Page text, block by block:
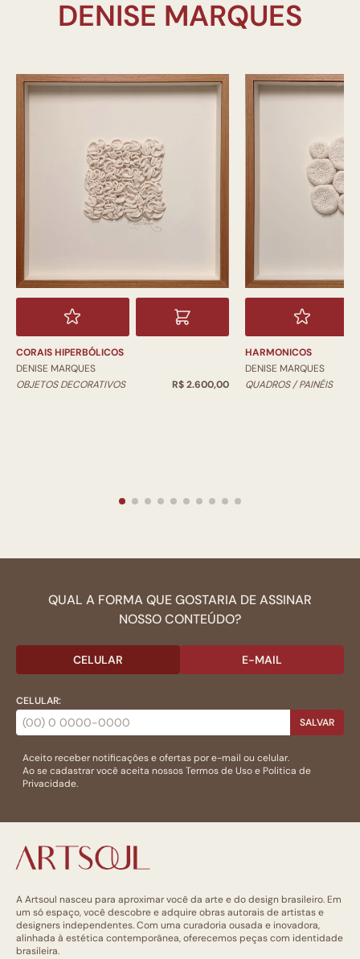
CORAIS HIPERBÓLICOS
DENISE MARQUES
OBJETOS DECORATIVOS
R$ 2.600,00
HARMONICOS
DENISE MARQUES
QUADROS / PAINÉIS
QUAL A FORMA QUE GOSTARIA DE ASSINAR
NOSSO CONTEÚDO?
CELULAR E-MAIL
CELULAR:
SALVAR
Aceito receber notificações e ofertas por e-mail ou celular.
Ao se cadastrar você aceita nossosTermos de Usoe Politica de
Privacidade.
A Artsoul nasceu para aproximar você da arte e do design brasileiro. Em
um só espaço, você descobre e adquire obras autorais de artistas e
designers independentes. Com uma curadoria ousada e inovadora,
alinhada à estética contemporânea, oferecemos peças com identidade
brasileira.